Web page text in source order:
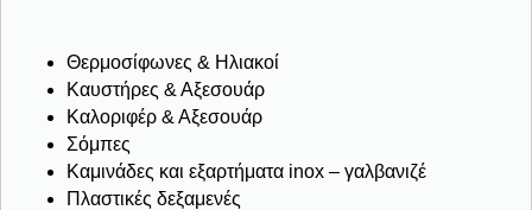
Θερμοσίφωνες & Ηλιακοί
Καυστήρες & Αξεσουάρ
Καλοριφέρ & Αξεσουάρ
Σόμπες
Καμινάδες και εξαρτήματα inox – γαλβανιζέ
Πλαστικές δεξαμενές